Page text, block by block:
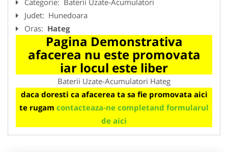
Judet: Hunedoara
Oras: Hateg
Pagina Demonstrativa
afacerea nu este promovata
iar locul este liber
Baterii Uzate-Acumulatori Hateg
daca doresti ca afacerea ta sa fie promovata aici
te rugam contacteaza-ne completand formularul
de aici